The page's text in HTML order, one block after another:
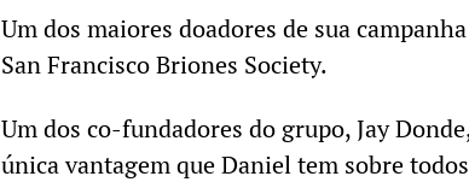
Um dos maiores doadores de sua
San Francisco Briones Society.
Um dos co-fundadores do grupo, Jay
única vantagem que Daniel tem sobre